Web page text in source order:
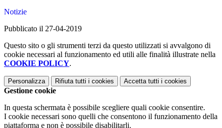
Notizie
Pubblicato il 27-04-2019
Questo sito o gli strumenti terzi da questo utilizzati si avvalgono di
cookie necessari al funzionamento ed utili alle finalità illustrate nella
COOKIE POLICY.
Personalizza Rifiuta tutti i cookies Accetta tutti i cookies
Gestione cookie
In questa schermata è possibile scegliere quali cookie consentire.
I cookie necessari sono quelli che consentono il funzionamento della
piattaforma e non è possibile disabilitarli.